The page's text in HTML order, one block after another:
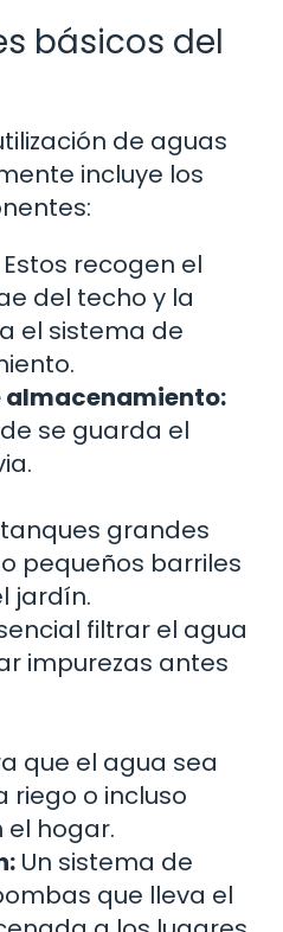
básicos del
de aguas
incluye los
Estos recogen el
del techo y la
el sistema de
almacenamiento:
se guarda el
grandes
pequeños barriles
jardín.
filtrar el agua
impurezas antes
que el agua sea
riego o incluso
el hogar.
Un sistema de
que lleva el